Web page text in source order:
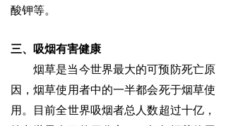
酸钾等。
三、吸烟有害健康
烟草是当今世界最大的可预防死亡原
因，烟草使用者中的一半都会死于烟草使
用。目前全世界吸烟者总人数超过十亿，